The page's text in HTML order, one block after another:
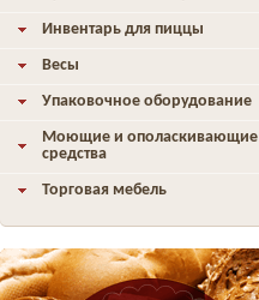
Инвентарь для пиццы
Весы
Упаковочное оборудование
Моющие и ополаскивающие
средства
Торговая мебель